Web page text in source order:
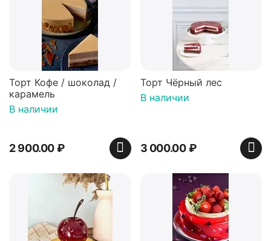
Торт Кофе / шоколад /
карамель
В наличии
2 900.00₽
Торт Чёрный лес
В наличии
3 000.00 ₽